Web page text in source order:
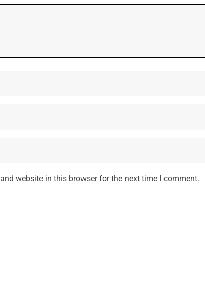
website in this browser for the next time I comment.